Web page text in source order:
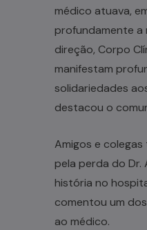
médico atuava,
profundamente a
direção, Corpo
manifestam
solidariedades
destacou o
Amigos e
pela perda do Dr.
história no
comentou um
ao médico.